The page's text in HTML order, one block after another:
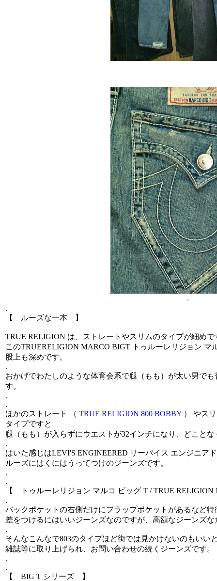
.
.
【 ルーズな一本 】
TRUE RELIGION は、ストレートやスリムのタイプが細めで
このTRUERELIGION MARCO BIGT トゥルーレリジョン マ
股上も深めです。
.
おかげでわたしのような体育会系で腿（もも）が太い男で
す。
.
.
ほかのストレート （ TRUE RELIGION 800 BOBBY ） やス
タイプですと
腿（もも）が入らずにウエストが32インチになり、どこと
.
はいた感じはLEVI'S ENGINEERED リーバイス エンジニア
ルーズにはくにはうってつけのジーンズです。
.
.
【 トゥルーレリジョン マルコ ビッグ T / TRUE
.
バックポケットの右側だけにフラップポケットがあるなど特
差をつけるにはいいジーンズなのですが、高額なジーンズ
.
そんなこんなで803のタイプほど街では見かけないのもいい
雑誌等に取り上げられ、お問い合わせの続くジーンズです。
.
.
【 BIG T シリーズ 】